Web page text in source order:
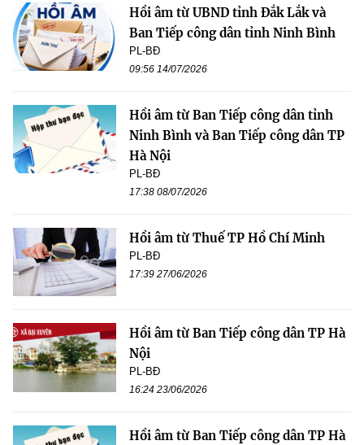
Hồi âm từ UBND tỉnh Đắk Lắk và
Ban Tiếp công dân tỉnh Ninh Bình
PL-BĐ
09:56 14/07/2026
Hồi âm từ Ban Tiếp công dân tỉnh
Ninh Bình và Ban Tiếp công dân TP
Hà Nội
PL-BĐ
17:38 08/07/2026
Hồi âm từ Thuế TP Hồ Chí Minh
PL-BĐ
17:39 27/06/2026
Hồi âm từ Ban Tiếp công dân TP Hà
Nội
PL-BĐ
16:24 23/06/2026
Hồi âm từ Ban Tiếp công dân TP Hà